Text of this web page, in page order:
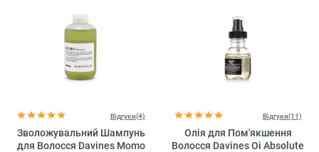
Відгуки(4)
Зволожувальний Шампунь
для Волосся Davines Momo
Відгуки(11)
Олія для Пом'якшення
Волосся Davines Oi Absolute